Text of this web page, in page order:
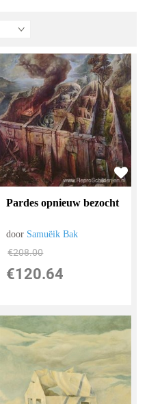
Pardes opnieuw bezocht
door Samuëik Bak
€208.00
€120.64